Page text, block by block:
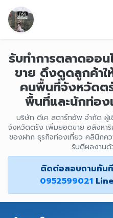
รับทำการตลาดออ
ขาย ดึงดูดลูกค้า
คนพื้นที่จังหวัดต
พื้นที่และนักท่อง
บริษัท ดีเค สตาร์ทอัพ จำกัด ผู้
จังหวัดตรัง เพิ่มยอดขาย อสังหา
ของฝาก ธุรกิจท่องเที่ยว คลินิก
รันตีผลงานด้
ติดต่อสอบถามทัน
0952599021